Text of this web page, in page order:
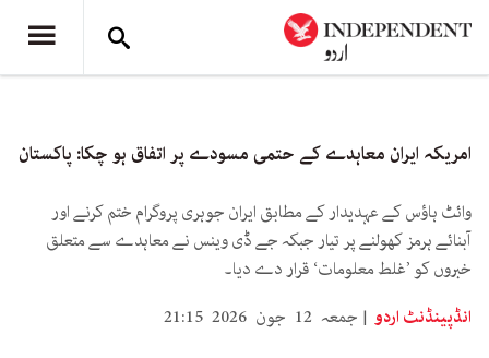
امریکہ ایران معاہدے کے حتمی مسودے پر اتفاق ہو چکا: پاکستان
وائٹ ہاؤس کے عہدیدار کے مطابق ایران جوہری پروگرام ختم کرنے اور
آبنائے ہرمز کھولنے پر تیار جبکہ جے ڈی وینس نے معاہدے سے متعلق
خبروں کو ’غلط معلومات‘ قرار دے دیا۔
انڈپینڈنٹ اردو
جمعہ 12 جون 2026 21:15